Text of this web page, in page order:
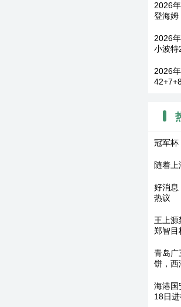
2026
登海姆
2026
小波特
2026
冠军杯
随着上
好消息
热议
王上
郑智目
青岛广
饼，西
海港国
18日